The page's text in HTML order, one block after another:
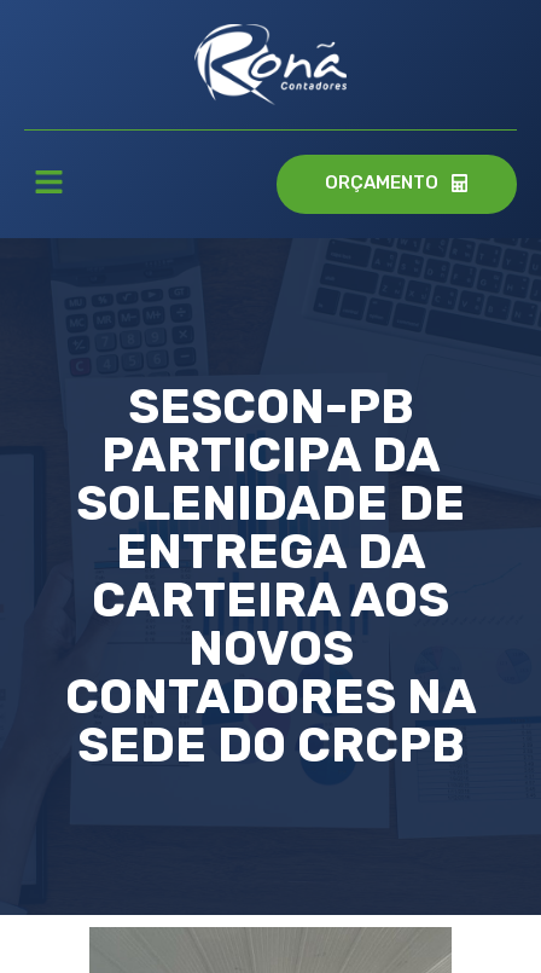
ORÇAMENTO
SESCON-PB
PARTICIPA DA
SOLENIDADE DE
ENTREGA DA
CARTEIRA AOS
NOVOS
CONTADORES NA
SEDE DO CRCPB